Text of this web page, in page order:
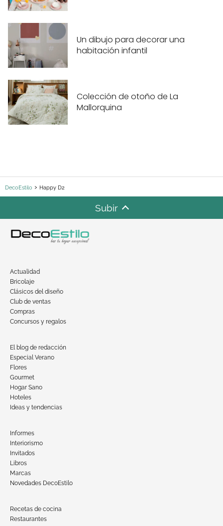
Un dibujo para decorar una
habitación infantil
Colección de otoño de La
Mallorquina
DecoEstilo Happy D2
Subir
Actualidad
Bricolaje
Clásicos del diseño
Club de ventas
Compras
Concursos y regalos
El blog de redacción
Especial Verano
Flores
Gourmet
Hogar Sano
Hoteles
Ideas y tendencias
Informes
Interiorismo
Invitados
Libros
Marcas
Novedades DecoEstilo
Recetas de cocina
Restaurantes